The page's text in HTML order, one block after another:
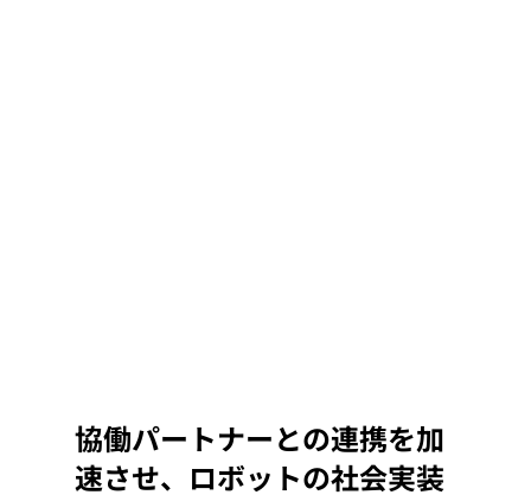
協働パートナーとの連携を加
速させ、ロボットの社会実装